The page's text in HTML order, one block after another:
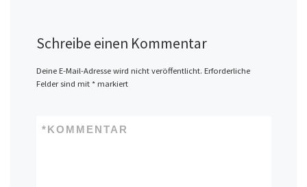
Schreibe einen Kommentar
Deine E-Mail-Adresse wird nicht veröffentlicht. Erforderliche
Felder sind mit *markiert
KOMMENTAR
*